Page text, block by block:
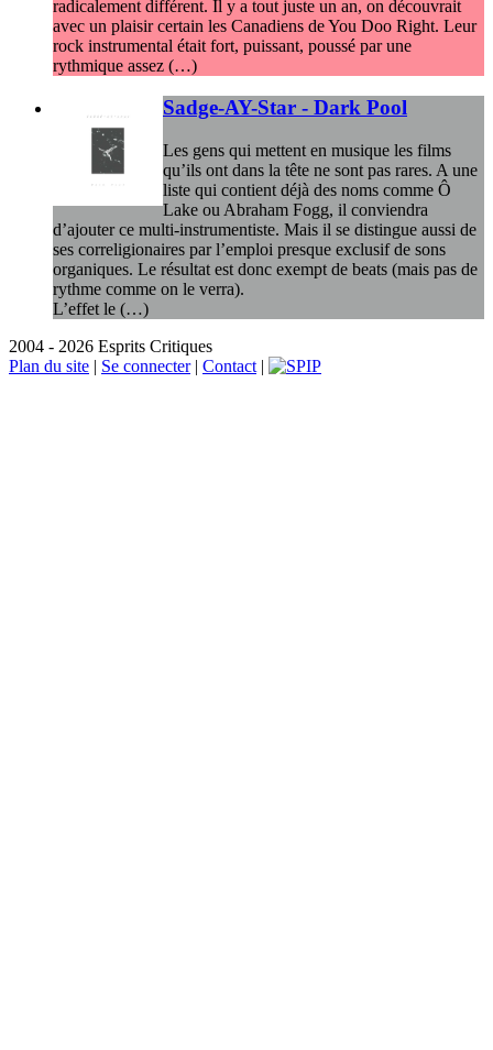
radicalement différent. Il y a tout juste un an, on découvrait
avec un plaisir certain les Canadiens de You Doo Right. Leur
rock instrumental était fort, puissant, poussé par une
rythmique assez (…)
Sadge-AY-Star - Dark Pool
Les gens qui mettent en musique les films
qu’ils ont dans la tête ne sont pas rares. A une
liste qui contient déjà des noms comme Ô
Lake ou Abraham Fogg, il conviendra
d’ajouter ce multi-instrumentiste. Mais il se distingue aussi de
ses correligionaires par l’emploi presque exclusif de sons
organiques. Le résultat est donc exempt de beats (mais pas de
rythme comme on le verra).
L’effet le (…)
2004 - 2026 Esprits Critiques
Plan du site | Se connecter| Contact |